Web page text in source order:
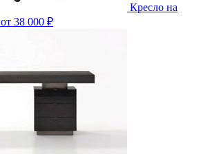
Кресло на
от 38 000 ₽